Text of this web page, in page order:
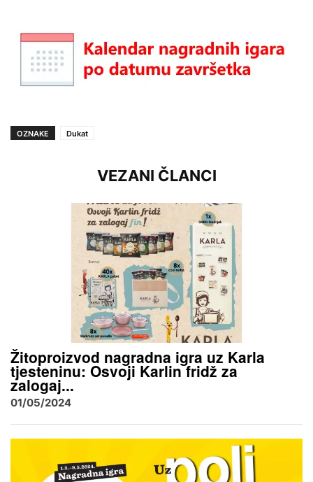
OZNAKE Dukat
VEZANI ČLANCI
Žitoproizvod nagradna igra uz Karla
tjesteninu: Osvoji Karlin fridž za
zalogaj...
01/05/2024